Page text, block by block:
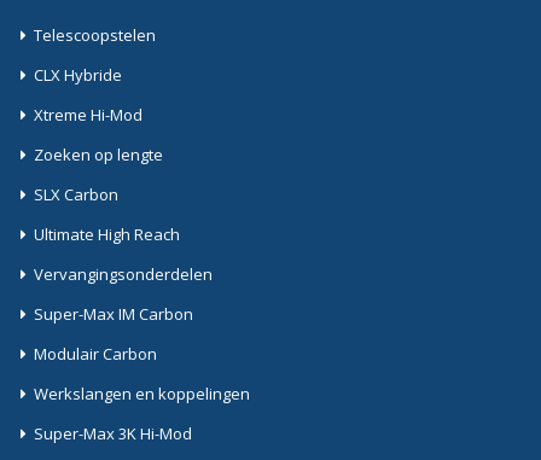
Telescoopstelen
CLX Hybride
Xtreme Hi-Mod
Zoeken op lengte
SLX Carbon
Ultimate High Reach
Vervangingsonderdelen
Super-Max IM Carbon
Modulair Carbon
Werkslangen en koppelingen
Super-Max 3K Hi-Mod